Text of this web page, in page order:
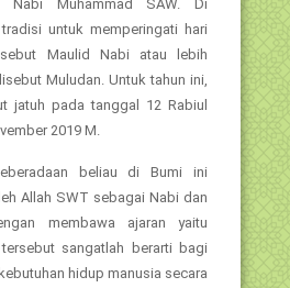
Nabi Muhammad SAW. Di
untuk memperingati hari
Maulid Nabi atau lebih
Muludan. Untuk tahun ini,
jatuh pada tanggal 12 Rabiul
2019 M.
beliau di Bumi ini
Allah SWT sebagai Nabi dan
membawa ajaran yaitu
sangatlah berarti bagi
hidup manusia secara